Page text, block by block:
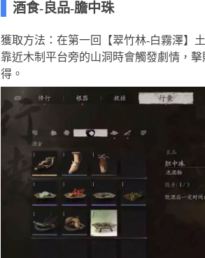
酒食-良品-膽中珠
獲取方法：在第一回【翠竹林-白霧澤】
靠近木制平台旁的山洞時會觸發劇情，
得。